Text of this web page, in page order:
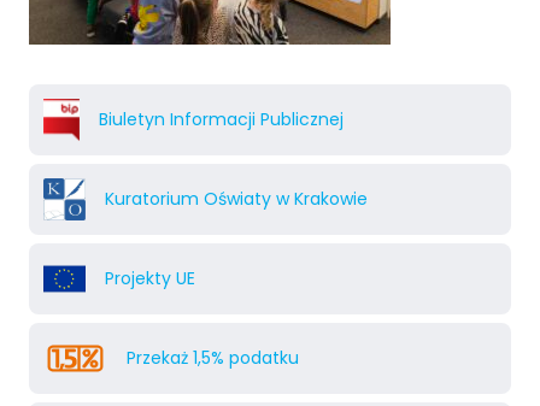
Biuletyn Informacji Publicznej
Kuratorium Oświaty w Krakowie
Projekty UE
Przekaż 1,5% podatku